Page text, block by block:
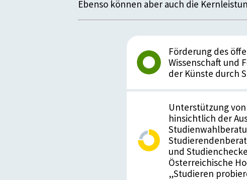
Ebenso können aber auch die
Förderung des
Wissenschaft und
der Künste durch
Unterstützung
hinsichtlich der
und
Österreichische
„Studieren